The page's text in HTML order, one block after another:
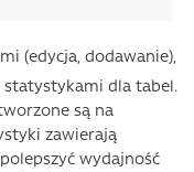
(edycja, dodawanie),
statystykami dla tabel.
są na
zawierają
wydajność